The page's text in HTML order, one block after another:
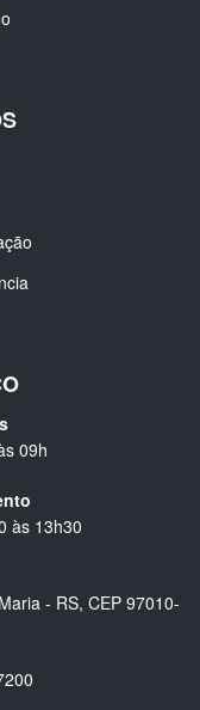
09h
às 13h30
- RS, CEP 97010-